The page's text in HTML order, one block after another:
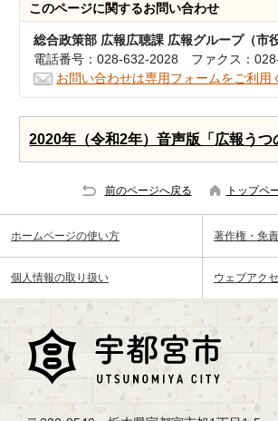
このページに関するお問い合わせ
総合政策部 広報広聴課 広報グループ（市
電話番号：028-632-2028 ファクス：
お問い合わせは専用フォームをご利用
2020年（令和2年）音声版「広報うつ
前のページへ戻る トップペ
ホームページの使い方 著作権・免
個人情報の取り扱い ウェブアク